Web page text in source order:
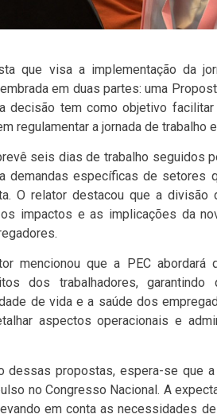
que visa a implementação da
em duas partes: uma
decisão tem como objetivo
regulamentar a jornada de
seis dias de trabalho seguidos
demandas específicas de setores
O relator destacou que a
impactos e as implicações da
mencionou que a PEC abordará
dos trabalhadores,
de vida e a saúde dos
aspectos operacionais e
dessas propostas, espera-se que
no Congresso Nacional. A
em conta as necessidades